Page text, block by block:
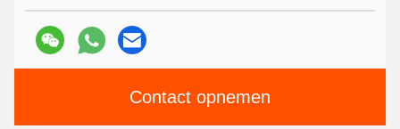
Contact opnemen